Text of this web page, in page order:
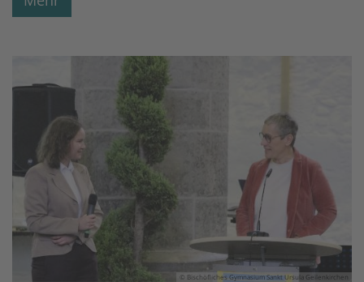
© Bischöfliches Gymnasium Sankt Ursula Geilenkirchen